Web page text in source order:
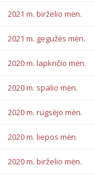
2021 m. birželio mėn.
2021 m. gegužės mėn.
2020 m. lapkričio mėn.
2020 m. spalio mėn.
2020 m. rugsėjo mėn.
2020 m. liepos mėn.
2020 m. birželio mėn.